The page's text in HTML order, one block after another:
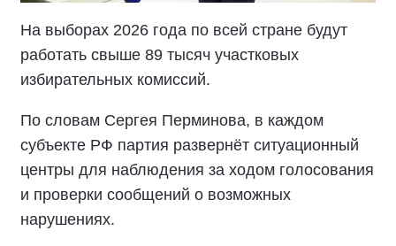
На выборах 2026 года по всей стране будут
работать свыше 89 тысяч участковых
избирательных комиссий.
По словам Сергея Перминова, в каждом
субъекте РФ партия развернёт ситуационный
центры для наблюдения за ходом голосования
и проверки сообщений о возможных
нарушениях.